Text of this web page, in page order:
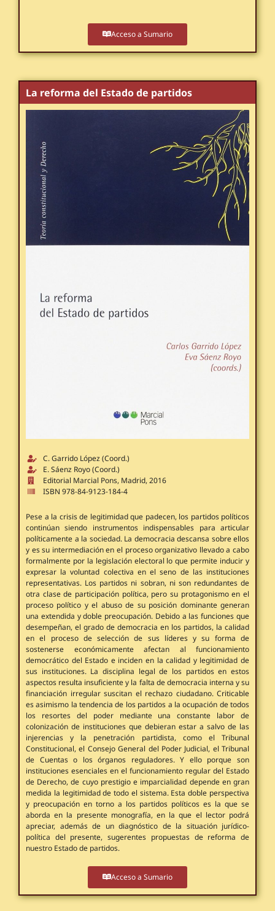
Acceso a Sumario
La reforma del Estado de partidos
C. Garrido López (Coord.)
E. Sáenz Royo (Coord.)
Editorial Marcial Pons, Madrid, 2016
ISBN 978-84-9123-184-4
Pese a la crisis de legitimidad que padecen, los partidos políticos
continúan siendo instrumentos indispensables para articular
políticamente a la sociedad. La democracia descansa sobre ellos
y es su intermediación en el proceso organizativo llevado a cabo
formalmente por la legislación electoral lo que permite inducir y
expresar la voluntad colectiva en el seno de las instituciones
representativas. Los partidos ni sobran, ni son redundantes de
otra clase de participación política, pero su protagonismo en el
proceso político y el abuso de su posición dominante generan
una extendida y doble preocupación. Debido a las funciones que
desempeñan, el grado de democracia en los partidos, la calidad
en el proceso de selección de sus líderes y su forma de
sostenerse económicamente afectan al funcionamiento
democrático del Estado e inciden en la calidad y legitimidad de
sus instituciones. La disciplina legal de los partidos en estos
aspectos resulta insuficiente y la falta de democracia interna y su
financiación irregular suscitan el rechazo ciudadano. Criticable
es asimismo la tendencia de los partidos a la ocupación de todos
los resortes del poder mediante una constante labor de
colonización de instituciones que debieran estar a salvo de las
injerencias y la penetración partidista, como el Tribunal
Constitucional, el Consejo General del Poder Judicial, el Tribunal
de Cuentas o los órganos reguladores. Y ello porque son
instituciones esenciales en el funcionamiento regular del Estado
de Derecho, de cuyo prestigio e imparcialidad depende en gran
medida la legitimidad de todo el sistema. Esta doble perspectiva
y preocupación en torno a los partidos políticos es la que se
aborda en la presente monografía, en la que el lector podrá
apreciar, además de un diagnóstico de la situación jurídico-
política del presente, sugerentes propuestas de reforma de
nuestro Estado de partidos.
Acceso a Sumario